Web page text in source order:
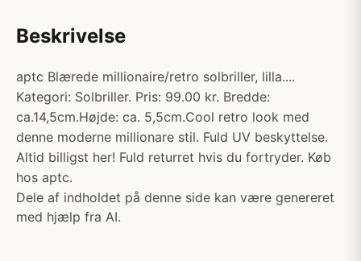
Beskrivelse
aptc Blærede millionaire/retro solbriller, lilla....
Kategori: Solbriller. Pris: 99.00 kr. Bredde:
ca.14,5cm.Højde: ca. 5,5cm.Cool retro look med
denne moderne millionare stil. Fuld UV beskyttelse.
Altid billigst her! Fuld returret hvis du fortryder. Køb
hos aptc.
Dele af indholdet på denne side kan være genereret
med hjælp fra AI.